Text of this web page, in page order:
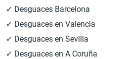
✓ Desguaces Barcelona
✓ Desguaces en Valencia
✓ Desguaces en Sevilla
✓ Desguaces en A Coruña